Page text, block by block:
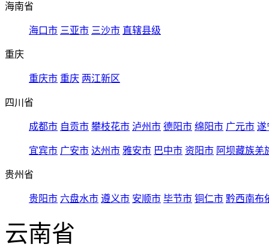
海南省
海口市 三亚市 三沙市 直辖县级
重庆
重庆市 重庆 两江新区
四川省
成都市 自贡市 攀枝花市 泸州市 德阳市 绵阳市 广元市 遂
宜宾市 广安市 达州市 雅安市 巴中市 资阳市 阿坝藏族羌
贵州省
贵阳市 六盘水市 遵义市 安顺市 毕节市 铜仁市 黔西南布
云南省